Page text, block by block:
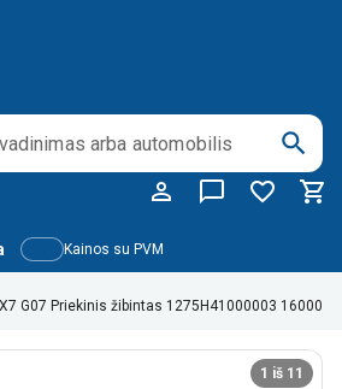
Kainos su PVM
G07 Priekinis žibintas 1275H41000003
1 iš 11